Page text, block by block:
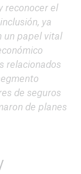
reconocer el
ya
un papel vital
relacionados
de seguros
de planes